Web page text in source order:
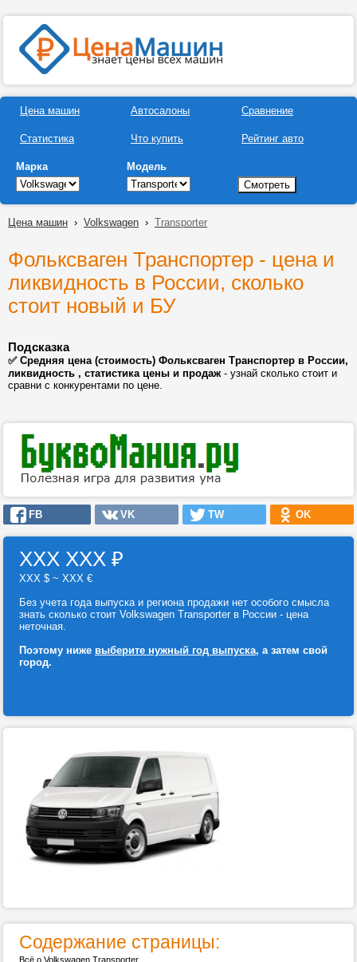
Цена машин
Статистика
Автосалоны
Что купить
Сравнение
Рейтинг авто
Марка Модель
Цена машин › Volkswagen › Transporter
Фольксваген Транспортер - цена и
ликвидность в России, сколько
стоит новый и БУ
Подсказка
✅ Средняя цена (стоимость) Фольксваген Транспортер в России,
ликвидность , статистика цены и продаж- узнай сколько стоит и
сравни с конкурентами по цене.
FB VK TW OK
ХХХ ХХХ ₽
ХХХ $ ~ ХХХ €
Без учета года выпуска и региона продажи нет особого смысла
знать сколько стоит Volkswagen Transporter в России - цена
неточная.
Поэтому ниже выберите нужный год выпуска, а затем свой
город.
Содержание страницы:
Всё о Volkswagen Transporter